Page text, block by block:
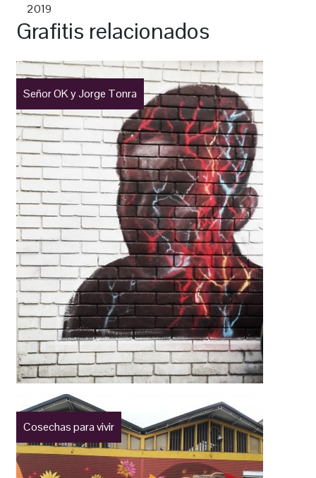
2019
Grafitis relacionados
Señor OK y Jorge Tonra
Cosechas para vivir